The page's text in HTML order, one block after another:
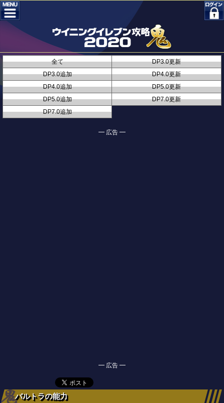
全て
DP3.0更新
DP3.0追加
DP4.0更新
DP4.0追加
DP5.0更新
DP5.0追加
DP7.0更新
DP7.0追加
━ 広告 ━
━ 広告 ━
バルトラの能力